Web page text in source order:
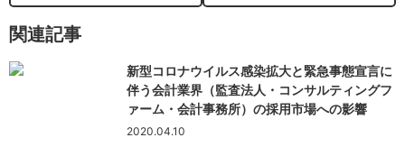
関連記事
新型コロナウイルス感染拡大と緊急事態宣言に
伴う会計業界（監査法人・コンサルティングフ
ァーム・会計事務所）の採用市場への影響
2020.04.10